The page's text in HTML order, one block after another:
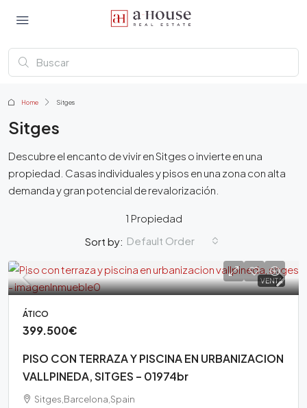
Home Sitges
Sitges
Descubre el encanto de vivir en Sitges o invierte en una
propiedad. Casas individuales y pisos en una zona con alta
demanda y gran potencial de revalorización.
1 Propiedad
Sort by: Default Order
VENTA
ÁTICO
399.500€
PISO CON TERRAZA Y PISCINA EN URBANIZACION
VALLPINEDA, SITGES – 01974br
Sitges,Barcelona,Spain